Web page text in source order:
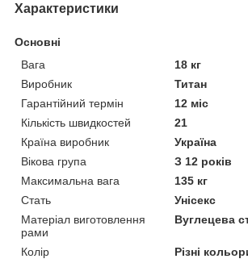
Характеристики
Основні
Вага
18 кг
Виробник
Титан
Гарантійний термін
12 міс
Кількість швидкостей
21
Країна виробник
Україна
Вікова група
З 12 років
Максимальна вага
135 кг
Стать
Унісекс
Матеріал виготовлення
рами
Вуглецева
Колір
Різні